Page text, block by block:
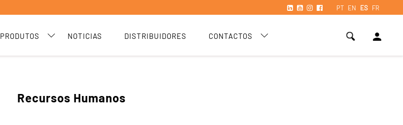
PT EN ES FR
PRODUTOS NOTICIAS DISTRIBUIDORES CONTACTOS person
Recursos Humanos